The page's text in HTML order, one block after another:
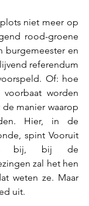
niet meer op
rood-groene
burgemeester en
referendum
Of: hoe
worden
manier waarop
Hier, in de
spint Vooruit
bij, bij de
zal het hen
weten ze. Maar
uit.